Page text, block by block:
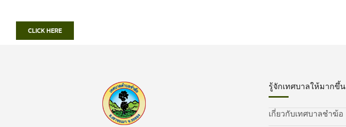
CLICK HERE
รู้จักเทศบาลให้มากขึ้น
เกี่ยวกับเทศบาลชำฆ้อ